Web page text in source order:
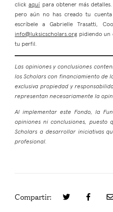
clickaquí para obtener más
pero aún no has creado tu
escríbele a Gabrielle Trasatti,
info@luksicscholars.org pidiendo un
tu perfil.
Las opiniones y conclusiones
los Scholars con financiamiento de
exclusiva propiedad y
representan necesariamente la
Al implementar este Fondo, la
opiniones ni conclusiones, puesto
Scholars a desarrollar iniciativas
profesional.
Compartir: